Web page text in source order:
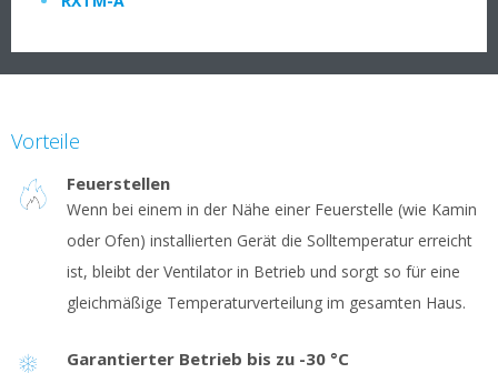
Vorteile
Feuerstellen
Wenn bei einem in der Nähe einer Feuerstelle (wie Kamin
oder Ofen) installierten Gerät die Solltemperatur erreicht
ist, bleibt der Ventilator in Betrieb und sorgt so für eine
gleichmäßige Temperaturverteilung im gesamten Haus.
Garantierter Betrieb bis zu -30 °C